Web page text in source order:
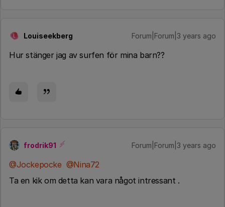
Louiseekberg Forum|Forum|3 years ago
Hur stänger jag av surfen för mina barn??
frodrik91 Forum|Forum|3 years ago
@Jockepocke @Nina72
Ta en kik om detta kan vara något intressant .